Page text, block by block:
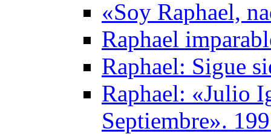
«Soy Raphael,
Raphael
Raphael: Sigue
Raphael: «Julio
Septiembre».